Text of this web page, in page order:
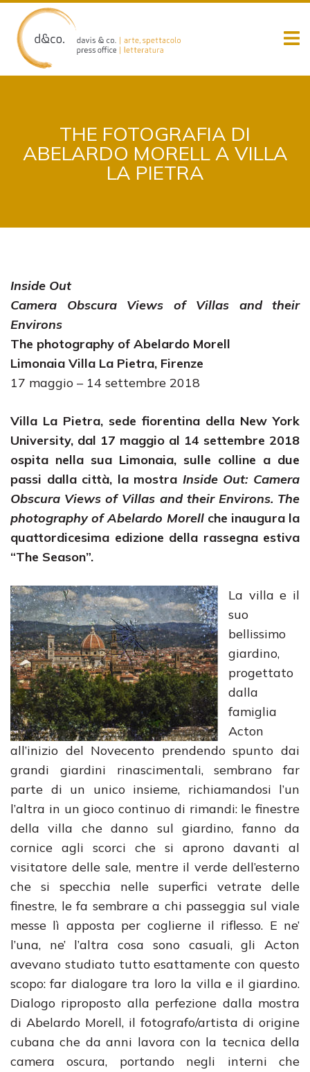
content
THE FOTOGRAFIA DI
ABELARDO MORELL A VILLA
LA PIETRA
Inside Out
Camera Obscura Views of Villas and their
Environs
The photography of Abelardo Morell
Limonaia Villa La Pietra, Firenze
17 maggio – 14 settembre 2018
Villa La Pietra, sede fiorentina della New York
University, dal 17 maggio al 14 settembre 2018
ospita nella sua Limonaia, sulle colline a due
passi dalla città, la mostra Inside Out: Camera
Obscura Views of Villas and their Environs. The
photography of Abelardo Morellche inaugura la
quattordicesima edizione della rassegna estiva
“The Season”.
La villa e il
suo
bellissimo
giardino,
progettato
dalla
famiglia
Acton
all’inizio del Novecento prendendo spunto dai
grandi giardini rinascimentali, sembrano far
parte di un unico insieme, richiamandosi l’un
l’altra in un gioco continuo di rimandi: le finestre
della villa che danno sul giardino, fanno da
cornice agli scorci che si aprono davanti al
visitatore delle sale, mentre il verde dell’esterno
che si specchia nelle superfici vetrate delle
finestre, le fa sembrare a chi passeggia sul viale
messe lì apposta per coglierne il riflesso. E ne’
l’una, ne’ l’altra cosa sono casuali, gli Acton
avevano studiato tutto esattamente con questo
scopo: far dialogare tra loro la villa e il giardino.
Dialogo riproposto alla perfezione dalla mostra
di Abelardo Morell, il fotografo/artista di origine
cubana che da anni lavora con la tecnica della
camera oscura, portando negli interni che